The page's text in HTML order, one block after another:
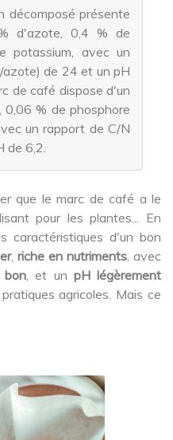
décomposé présente
d'azote, 0,4 % de
potassium, avec un
de 24 et un pH
de café dispose d'un
% de phosphore
un rapport de C/N
6,2.
que le marc de café a le
pour les plantes... En
caractéristiques d'un bon
,riche en nutriments , avec
bon , et un pH légèrement
agricoles. Mais ce